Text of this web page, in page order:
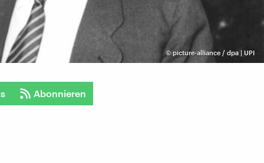
© picture-alliance / dpa | UPI
Abonnieren